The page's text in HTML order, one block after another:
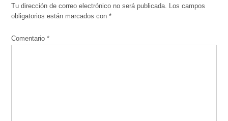
Tu dirección de correo electrónico no será publicada. Los campos
obligatorios están marcados con*
Comentario*